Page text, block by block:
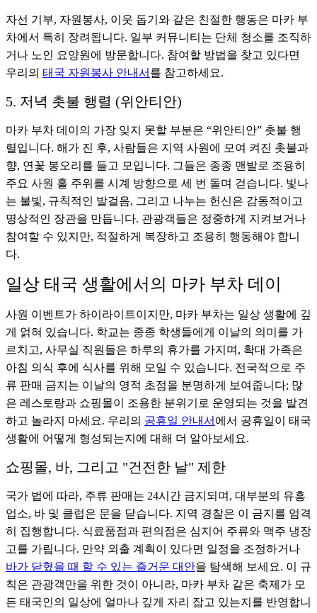
자선 기부, 자원봉사, 이웃 돕기와 같은 친절한 행동은 마카 부
차에서 특히 장려됩니다. 일부 커뮤니티는 단체 청소를 조직하
거나 노인 요양원에 방문합니다. 참여할 방법을 찾고 있다면
우리의 태국 자원봉사 안내서 를 참고하세요.
5. 저녁 촛불 행렬 (위안티안)
마카 부차 데이의 가장 잊지 못할 부분은 “위안티안” 촛불 행
렬입니다. 해가 진 후, 사람들은 지역 사원에 모여 켜진 촛불과
향, 연꽃 봉오리를 들고 모입니다. 그들은 종종 맨발로 조용히
주요 사원 홀 주위를 시계 방향으로 세 번 돌며 걷습니다. 빛나
는 불빛, 규칙적인 발걸음, 그리고 나누는 헌신은 감동적이고
명상적인 장관을 만듭니다. 관광객들은 정중하게 지켜보거나
참여할 수 있지만, 적절하게 복장하고 조용히 행동해야 합니
다.
일상 태국 생활에서의 마카 부차 데이
사원 이벤트가 하이라이트이지만, 마카 부차는 일상 생활에 깊
게 얽혀 있습니다. 학교는 종종 학생들에게 이날의 의미를 가
르치고, 사무실 직원들은 하루의 휴가를 가지며, 확대 가족은
아침 의식 후에 식사를 위해 모일 수 있습니다. 전국적으로 주
류 판매 금지는 이날의 영적 초점을 분명하게 보여줍니다; 많
은 레스토랑과 쇼핑몰이 조용한 분위기로 운영되는 것을 발견
하고 놀라지 마세요. 우리의 공휴일 안내서 에서 공휴일이 태국
생활에 어떻게 형성되는지에 대해 더 알아보세요.
쇼핑몰, 바, 그리고 "건전한 날" 제한
국가 법에 따라, 주류 판매는 24시간 금지되며, 대부분의 유흥
업소, 바 및 클럽은 문을 닫습니다. 지역 경찰은 이 금지를 엄격
히 집행합니다. 식료품점과 편의점은 심지어 주류와 맥주 냉장
고를 가립니다. 만약 외출 계획이 있다면 일정을 조정하거나
바가 닫혔을 때 할 수 있는 즐거운 대안을 탐색해 보세요. 이 규
칙은 관광객만을 위한 것이 아니라, 마카 부차 같은 축제가 모
든 태국인의 일상에 얼마나 깊게 자리 잡고 있는지를 반영합니